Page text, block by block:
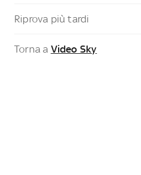
Riprova più tardi
Torna a Video Sky